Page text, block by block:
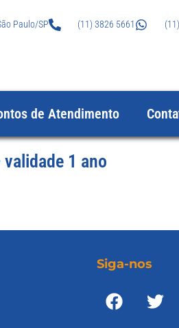
Paulo/SP (11) 3826 5661
de Atendimento
1 ano
Siga-nos